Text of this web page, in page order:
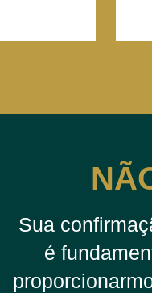
Sua
é